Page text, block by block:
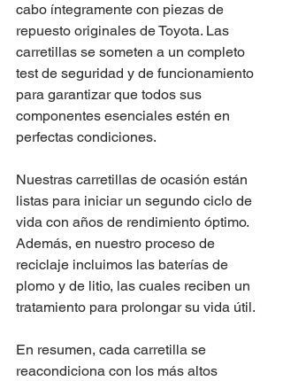
cabo íntegramente con piezas de
repuesto originales de Toyota. Las
carretillas se someten a un completo
test de seguridad y de funcionamiento
para garantizar que todos sus
componentes esenciales estén en
perfectas condiciones.
Nuestras carretillas de ocasión están
listas para iniciar un segundo ciclo de
vida con años de rendimiento óptimo.
Además, en nuestro proceso de
reciclaje incluimos las baterías de
plomo y de litio, las cuales reciben un
tratamiento para prolongar su vida útil.
En resumen, cada carretilla se
reacondiciona con los más altos